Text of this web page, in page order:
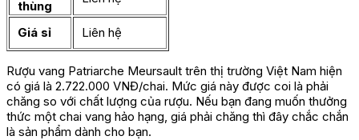
thùng
Giá sỉ Liên hệ
Rượu vang Patriarche Meursault trên thị trường Việt Nam hiện
có giá là 2.722.000 VNĐ/chai. Mức giá này được coi là phải
chăng so với chất lượng của rượu. Nếu bạn đang muốn thưởng
thức một chai vang hảo hạng, giá phải chăng thì đây chắc chắn
là sản phẩm dành cho bạn.